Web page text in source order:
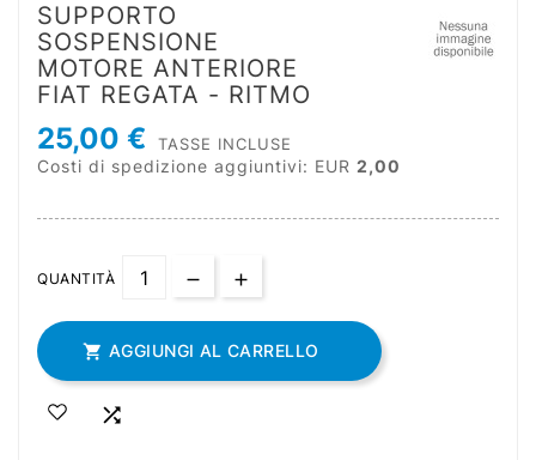
SUPPORTO
SOSPENSIONE
MOTORE ANTERIORE
FIAT REGATA - RITMO
25,00 € TASSE INCLUSE
Costi di spedizione aggiuntivi: EUR 2,00
QUANTITÀ
 AGGIUNGI AL CARRELLO
